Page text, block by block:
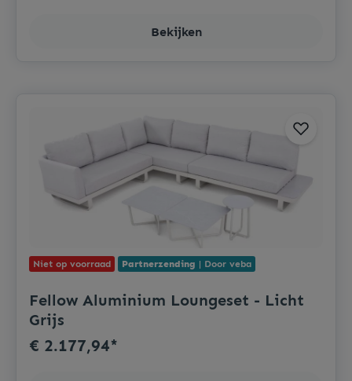
Bekijken
Niet op voorraad Partnerzending | Door veba
Fellow Aluminium Loungeset - Licht
Grijs
€ 2.177,94*